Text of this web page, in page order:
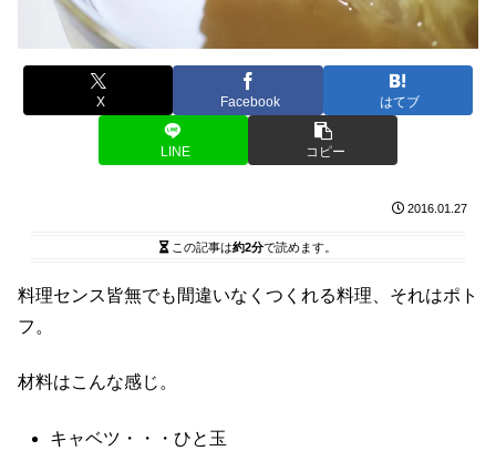
X Facebook はてブ
LINE コピー
2016.01.27
この記事は約2分で読めます。
料理センス皆無でも間違いなくつくれる料理、それはポト
フ。
材料はこんな感じ。
キャベツ・・・ひと玉